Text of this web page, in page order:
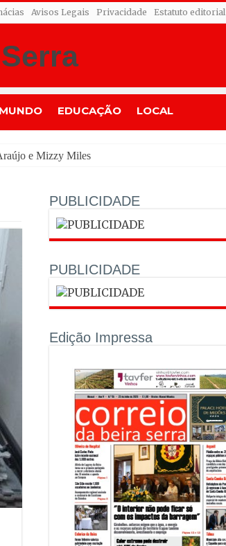
Avisos Legais Privacidade Estatuto editorial
MUNDO EDUCAÇÃO LOCAL
PUBLICIDADE
PUBLICIDADE
Edição Impressa